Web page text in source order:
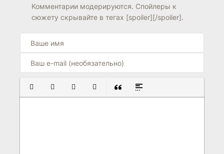
Комментарии модерируются. Спойлеры к
сюжету скрывайте в тегах [spoiler][/spoiler].
ПОЛУЖИРНЫЙ
КУРСИВПОДЧЕРКНУТЫЙ
ЗАЧЕРКНУТЫЙ
ВСТАВКА ЦИТАТЫ
ВСТАВКА СПОЙЛЕРА